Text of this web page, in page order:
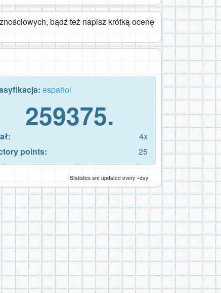
bądź też napisz krótką ocenę
español
259375.
4x
points:
25
Statistics are updated every ~day